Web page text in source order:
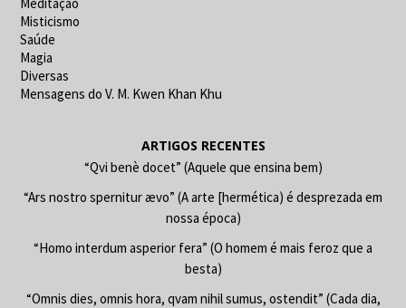
Misticismo
Saúde
Magia
Diversas
Mensagens do V. M. Kwen Khan Khu
ARTIGOS RECENTES
“Qvi benè docet” (Aquele que ensina bem)
“Ars nostro spernitur ævo” (A arte [hermética) é desprezada em
nossa época)
“Homo interdum asperior fera” (O homem é mais feroz que a
besta)
“Omnis dies, omnis hora, qvam nihil sumus, ostendit” (Cada dia,